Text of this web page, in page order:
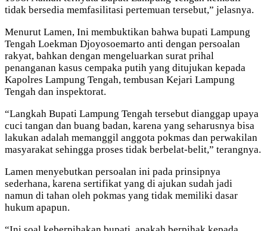
tidak bersedia memfasilitasi pertemuan tersebut,” jelasnya.
Menurut Lamen, Ini membuktikan bahwa bupati Lampung
Tengah Loekman Djoyosoemarto anti dengan persoalan
rakyat, bahkan dengan mengeluarkan surat prihal
penanganan kasus cempaka putih yang ditujukan kepada
Kapolres Lampung Tengah, tembusan Kejari Lampung
Tengah dan inspektorat.
“Langkah Bupati Lampung Tengah tersebut dianggap upaya
cuci tangan dan buang badan, karena yang seharusnya bisa
lakukan adalah memanggil anggota pokmas dan perwakilan
masyarakat sehingga proses tidak berbelat-belit,” terangnya.
Lamen menyebutkan persoalan ini pada prinsipnya
sederhana, karena sertifikat yang di ajukan sudah jadi
namun di tahan oleh pokmas yang tidak memiliki dasar
hukum apapun.